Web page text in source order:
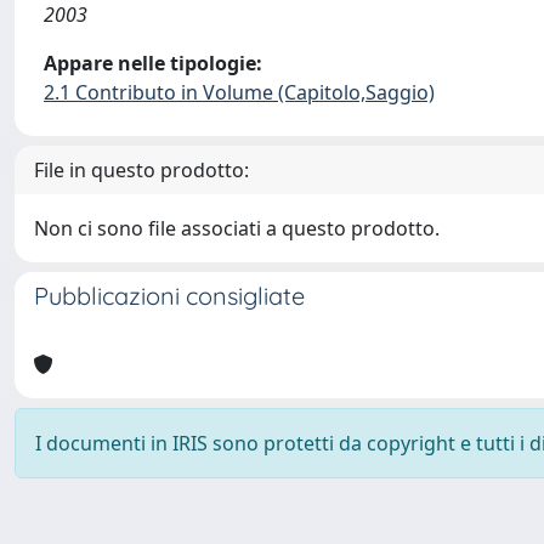
2003
Appare nelle tipologie:
2.1 Contributo in Volume (Capitolo,Saggio)
File in questo prodotto:
Non ci sono file associati a questo prodotto.
Pubblicazioni consigliate
I documenti in IRIS sono protetti da copyright e tutti i